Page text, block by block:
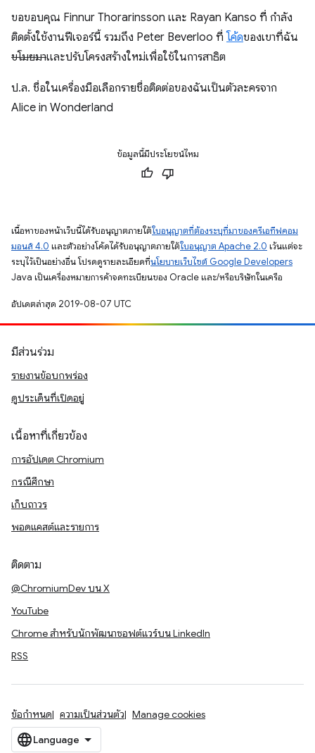
ขอขอบคุณ Finnur Thorarinsson และ Rayan Kanso ที่ กำลัง
ติดตั้งใช้งานฟีเจอร์นี้ รวมถึง Peter Beverloo ที่ โค้ดของเขาที่ฉัน
ขโมยมาและปรับโครงสร้างใหม่เพื่อใช้ในการสาธิต
ป.ล. ชื่อในเครื่องมือเลือกรายชื่อติดต่อของฉันเป็นตัวละครจาก
Alice in Wonderland
ข้อมูลนี้มีประโยชน์ไหม
เนื้อหาของหน้าเว็บนี้ได้รับอนุญาตภายใต้ใบอนุญาตที่ต้องระบุที่มาของครีเอทีฟคอม
มอนส์ 4.0 และตัวอย่างโค้ดได้รับอนุญาตภายใต้ใบอนุญาต Apache 2.0 เว้นแต่จะ
ระบุไว้เป็นอย่างอื่น โปรดดูรายละเอียดที่นโยบายเว็บไซต์ Google Developers
Java เป็นเครื่องหมายการค้าจดทะเบียนของ Oracle และ/หรือบริษัทในเครือ
อัปเดตล่าสุด 2019-08-07 UTC
มีส่วนร่วม
รายงานข้อบกพร่อง
ดูประเด็นที่เปิดอยู่
เนื้อหาที่เกี่ยวข้อง
การอัปเดต Chromium
กรณีศึกษา
เก็บถาวร
พอดแคสต์และรายการ
ติดตาม
@ChromiumDev บน X
YouTube
Chrome สำหรับนักพัฒนาซอฟต์แวร์บน LinkedIn
RSS
ข้อกำหนด ความเป็นส่วนตัว Manage cookies